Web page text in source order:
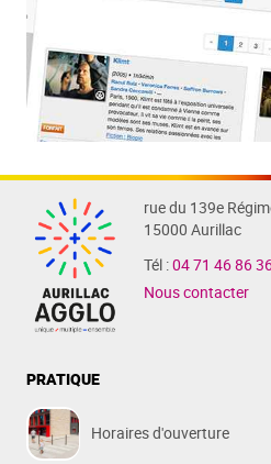
rue du 139e
15000 Aurillac
Tél :04 71 46 86
Nous contacter
PRATIQUE
Horaires d'ouverture